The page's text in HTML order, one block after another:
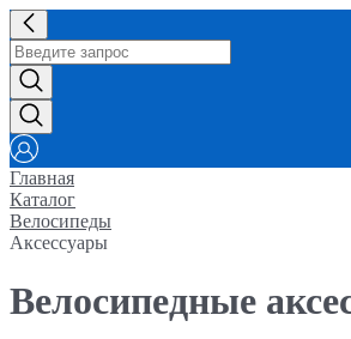
Главная
Каталог
Велосипеды
Aксессуары
Велосипедные